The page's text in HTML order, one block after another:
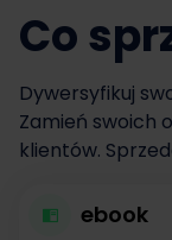
Co
Dywersyfikuj
Zamień swoich
klientów.
ebook